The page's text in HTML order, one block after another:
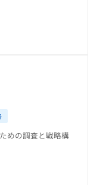
めの調査と戦略構